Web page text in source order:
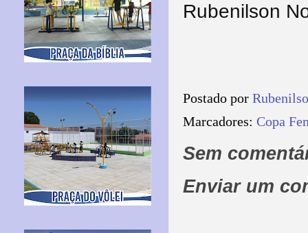
Rubenilson
Postado por
Marcadores: Copa
Sem
Enviar um